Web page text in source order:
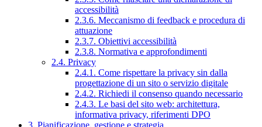
accessibilità
2.3.6. Meccanismo di feedback e procedura di
attuazione
2.3.7. Obiettivi accessibilità
2.3.8. Normativa e approfondimenti
2.4. Privacy
2.4.1. Come rispettare la privacy sin dalla
progettazione di un sito o servizio digitale
2.4.2. Richiedi il consenso quando necessario
2.4.3. Le basi del sito web: architettura,
informativa privacy, riferimenti DPO
3. Pianificazione, gestione e strategia